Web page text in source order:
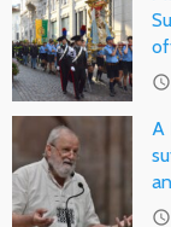
access_time
A
access_time